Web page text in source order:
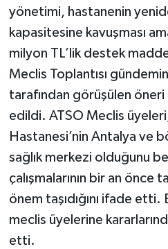
yönetimi, hastanenin
kapasitesine kavuşması
milyon TL’lik destek
Meclis Toplantısı
tarafından görüşülen
edildi. ATSO Meclis
Hastanesi’nin Antalya ve
sağlık merkezi olduğunu
çalışmalarının bir an önce
önem taşıdığını ifade etti.
meclis üyelerine
etti.